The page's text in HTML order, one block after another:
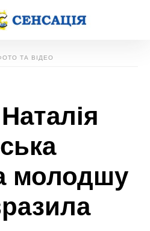
ТА ВІДЕО
молодшу